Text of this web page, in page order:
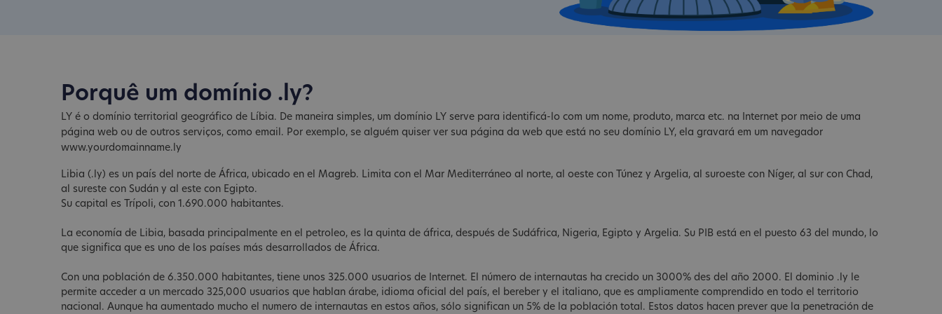
Porquê um domínio .ly?
LY é o domínio territorial geográfico de Líbia. De maneira simples, um domínio LY serve para identificá-lo com um nome, produto, marca etc. na Internet por meio de uma
página web ou de outros serviços, como email. Por exemplo, se alguém quiser ver sua página da web que está no seu domínio LY, ela gravará em um navegador
www.yourdomainname.ly
Libia (.ly) es un país del norte de África, ubicado en el Magreb. Limita con el Mar Mediterráneo al norte, al oeste con Túnez y Argelia, al suroeste con Níger, al sur con Chad,
al sureste con Sudán y al este con Egipto.
Su capital es Trípoli, con 1.690.000 habitantes.
La economía de Libia, basada principalmente en el petroleo, es la quinta de áfrica, después de Sudáfrica, Nigeria, Egipto y Argelia. Su PIB está en el puesto 63 del mundo, lo
que significa que es uno de los países más desarrollados de África.
Con una población de 6.350.000 habitantes, tiene unos 325.000 usuarios de Internet. El número de internautas ha crecido un 3000% des del año 2000. El dominio .ly le
permite acceder a un mercado 325,000 usuarios que hablan árabe, idioma oficial del país, el bereber y el italiano, que es ampliamente comprendido en todo el territorio
nacional. Aunque ha aumentado mucho el numero de internautas en estos años, sólo significan un 5% de la población total. Estos datos hacen prever que la penetración de